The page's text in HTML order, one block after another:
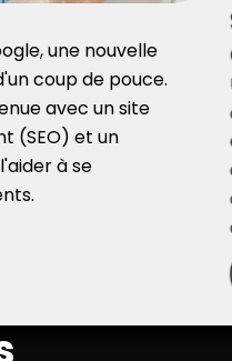
une nouvelle
coup de pouce.
avec un site
(SEO) et un
à se